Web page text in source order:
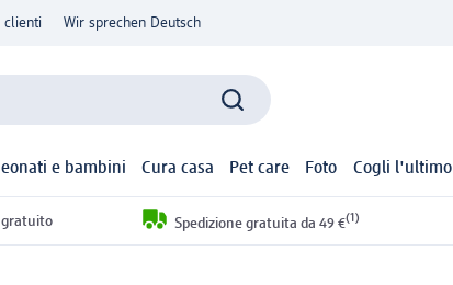
clienti Wir sprechen Deutsch
e bambini Cura casa Pet care Foto Cogli l'ultimo
gratuito Spedizione gratuita da 49 €(1)